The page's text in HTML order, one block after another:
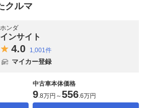
クルマ
ホンダ
インサイト
4.0 1,001件
マイカー登録
中古車本体価格
9 8万円 ～556 6万円